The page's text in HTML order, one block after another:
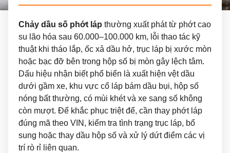
Chảy dầu số phớt láp thường xuất phát từ phớt cao
su lão hóa sau 60.000–100.000 km, lỗi thao tác kỹ
thuật khi tháo lắp, ốc xả dầu hở, trục láp bị xước mòn
hoặc bạc đỡ bên trong hộp số bị mòn gây lệch tâm.
Dấu hiệu nhận biết phổ biến là xuất hiện vệt dầu
dưới gầm xe, khu vực cổ láp bám dầu bụi, hộp số
nóng bất thường, có mùi khét và xe sang số không
còn mượt. Để khắc phục triệt để, cần thay phớt láp
đúng mã theo VIN, kiểm tra tình trạng trục láp, bổ
sung hoặc thay dầu hộp số và xử lý dứt điểm các vị
trí rò rỉ liên quan.